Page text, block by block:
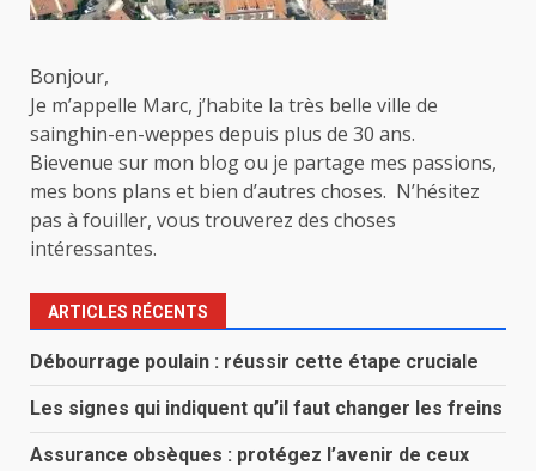
Bonjour,
Je m’appelle Marc, j’habite la très belle ville de
sainghin-en-weppes depuis plus de 30 ans.
Bievenue sur mon blog ou je partage mes passions,
mes bons plans et bien d’autres choses. N’hésitez
pas à fouiller, vous trouverez des choses
intéressantes.
ARTICLES RÉCENTS
Débourrage poulain : réussir cette étape cruciale
Les signes qui indiquent qu’il faut changer les freins
Assurance obsèques : protégez l’avenir de ceux